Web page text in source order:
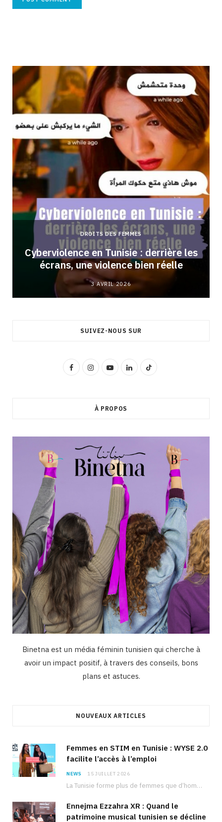
DROITS DES FEMMES
Cyberviolence en Tunisie : derrière les
écrans, une violence bien réelle
3 AVRIL 2026
SUIVEZ-NOUS SUR
F
b
o
I
a
g
Y
u
b
e
L
e
d
I
T
o
À PROPOS
Binetna est un média féminin tunisien qui cherche à
avoir un impact positif, à travers des conseils, bons
plans et astuces.
NOUVEAUX ARTICLES
Femmes en STIM en Tunisie : WYSE 2.0
facilite l’accès à l’emploi
NEWS 15 JUILLET 2026
La Tunisie forme plus de femmes que d’hommes dans les filières scientifiques. Pourtant, pour beaucoup…
Ennejma Ezzahra XR : Quand le
patrimoine musical tunisien se décline